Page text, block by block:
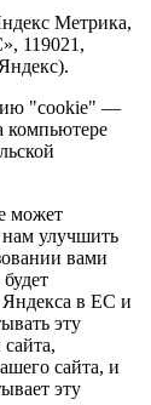
Метрика,
119021,
"cookie" —
компьютере
может
улучшить
вами
Яндекса в ЕС и
эту
сайта, и
эту